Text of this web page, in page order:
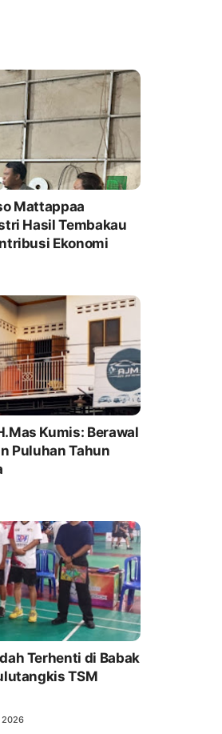
Mattappaa
Hasil Tembakau
Ekonomi
Kumis: Berawal
Puluhan Tahun
Terhenti di Babak
TSM
2026